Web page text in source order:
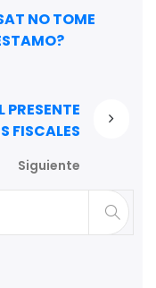
NO TOME
FISCALES
Siguiente